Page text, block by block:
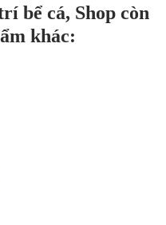
bể cá, Shop còn
khác: